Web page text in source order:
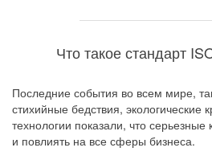
Что такое стандарт
Последние события во всем мире,
стихийные бедствия, экологические
технологии показали, что серьезные
и повлиять на все сферы бизнеса.